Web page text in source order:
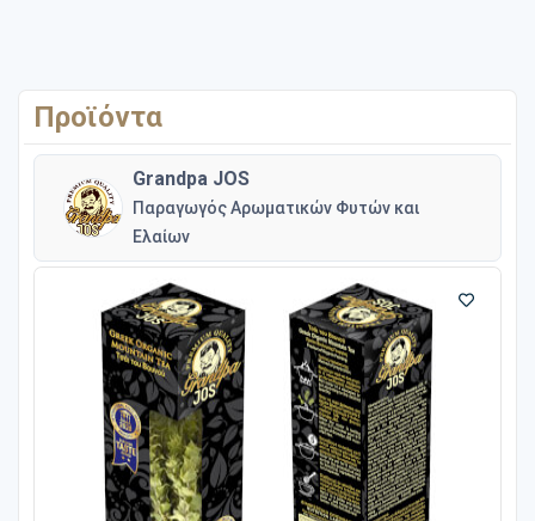
Προϊόντα
Grandpa JOS
Παραγωγός Αρωματικών Φυτών και
Ελαίων